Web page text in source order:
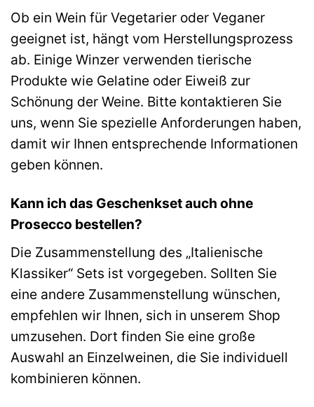
Ob ein Wein für Vegetarier oder Veganer
geeignet ist, hängt vom Herstellungsprozess
ab. Einige Winzer verwenden tierische
Produkte wie Gelatine oder Eiweiß zur
Schönung der Weine. Bitte kontaktieren Sie
uns, wenn Sie spezielle Anforderungen haben,
damit wir Ihnen entsprechende Informationen
geben können.
Kann ich das Geschenkset auch ohne
Prosecco bestellen?
Die Zusammenstellung des „Italienische
Klassiker“ Sets ist vorgegeben. Sollten Sie
eine andere Zusammenstellung wünschen,
empfehlen wir Ihnen, sich in unserem Shop
umzusehen. Dort finden Sie eine große
Auswahl an Einzelweinen, die Sie individuell
kombinieren können.